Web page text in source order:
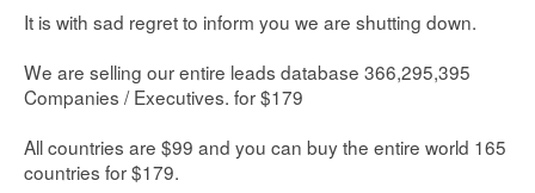
It is with sad regret to inform you we are shutting down.
We are selling our entire leads database 366,295,395
Companies / Executives. for $179
All countries are $99 and you can buy the entire world 165
countries for $179.